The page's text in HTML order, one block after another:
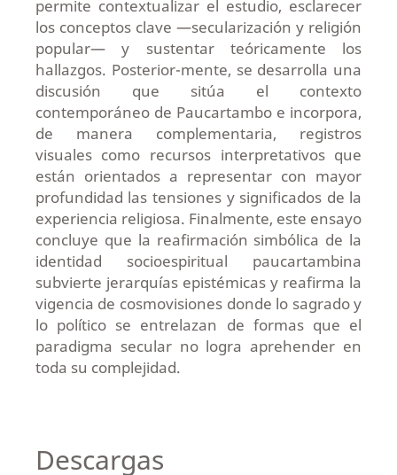
permite contextualizar el estudio, esclarecer
los conceptos clave —secularización y religión
popular— y sustentar teóricamente los
hallazgos. Posterior-mente, se desarrolla una
discusión que sitúa el contexto
contemporáneo de Paucartambo e incorpora,
de manera complementaria, registros
visuales como recursos interpretativos que
están orientados a representar con mayor
profundidad las tensiones y significados de la
experiencia religiosa. Finalmente, este ensayo
concluye que la reafirmación simbólica de la
identidad socioespiritual paucartambina
subvierte jerarquías epistémicas y reafirma la
vigencia de cosmovisiones donde lo sagrado y
lo político se entrelazan de formas que el
paradigma secular no logra aprehender en
toda su complejidad.
Descargas